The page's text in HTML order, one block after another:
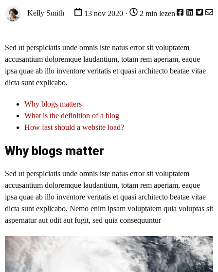
Kelly Smith 13 nov 2020 · 2 min lezen
Sed ut perspiciatis unde omnis iste natus error sit voluptatem
accusantium doloremque laudantium, totam rem aperiam, eaque
ipsa quae ab illo inventore veritatis et quasi architecto beatae vitae
dicta sunt explicabo.
Why blogs matters
What is the definition of a blog
How fast should a website load?
Why blogs matter
Sed ut perspiciatis unde omnis iste natus error sit voluptatem
accusantium doloremque laudantium, totam rem aperiam, eaque
ipsa quae ab illo inventore veritatis et quasi architecto beatae vitae
dicta sunt explicabo. Nemo enim ipsam voluptatem quia voluptas sit
aspernatur aut odit aut fugit, sed quia consequuntur